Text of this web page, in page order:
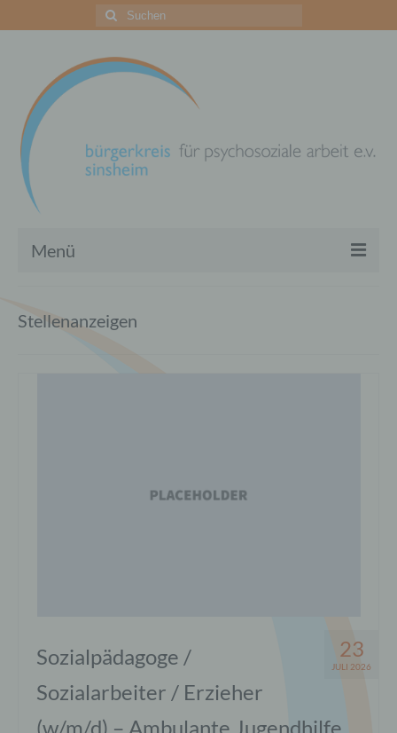
Suchen
nach:
Menü
Ihre Unterstützung
Mitglied bei
Spende
Stellenanzeigen
23
JULI 2026
Sozialpädagoge /
Sozialarbeiter / Erzieher
(w/m/d) – Ambulante Jugendhilfe